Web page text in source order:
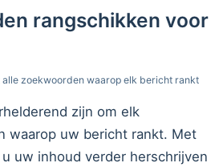
rangschikken voor
alle zoekwoorden waarop elk bericht rankt
zijn om elk
waarop uw bericht rankt. Met
uw inhoud verder herschrijven